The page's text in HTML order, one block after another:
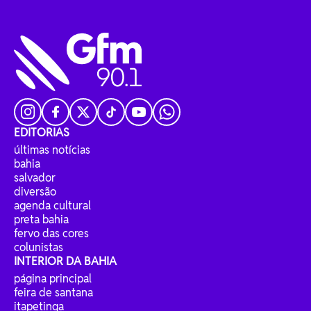
EDITORIAS
últimas notícias
bahia
salvador
diversão
agenda cultural
preta bahia
fervo das cores
colunistas
INTERIOR DA BAHIA
página principal
feira de santana
itapetinga